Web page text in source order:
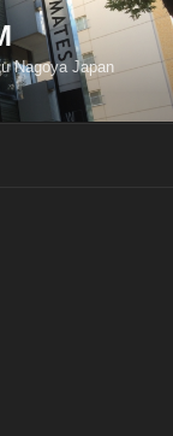
Nagoya Japan